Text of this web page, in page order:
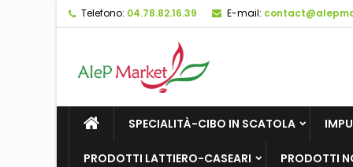
Telefono: 04.78.82.16.39 E-mail:
SPECIALITÀ-CIBO IN SCATOLA
PRODOTTI LATTIERO-CASEARI PRODOTTI